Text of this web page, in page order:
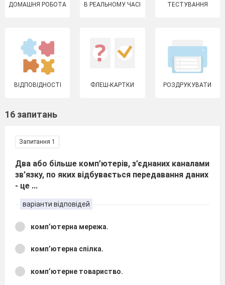
ДОМАШНЯ РОБОТА В РЕАЛЬНОМУ ЧАСІ ТЕСТУВАННЯ
ВІДПОВІДНОСТІ ФЛЕШ-КАРТКИ РОЗДРУКУВАТИ
16 запитань
Запитання 1
Два або більше комп’ютерів, з’єднаних каналами
зв’язку, по яких відбувається передавання даних
- це ...
варіанти відповідей
комп’ютерна мережа.
комп’ютерна спілка.
комп’ютерне товариство.